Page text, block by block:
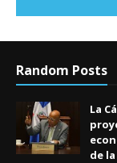
Random Posts
La
de